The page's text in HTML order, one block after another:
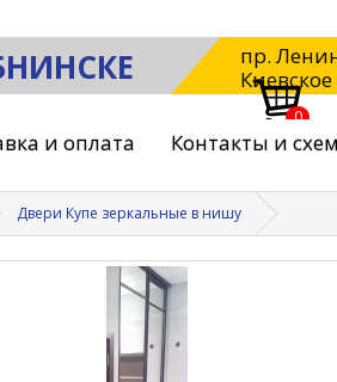
пр.
0
и оплата Контакты и
Двери Купе зеркальные в нишу